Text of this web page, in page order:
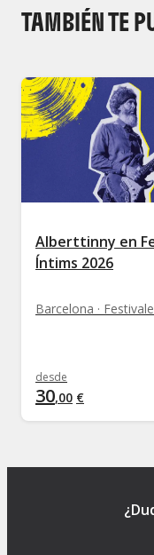
TAMBIÉN TE
Alberttinny en
Íntims 2026
Barcelona ·
desde
30,00 €